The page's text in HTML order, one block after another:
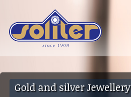
Gold and silver Jewellery